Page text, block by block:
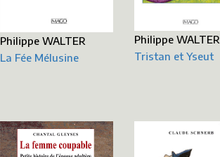
Philippe WALTER
La Fée Mélusine
Philippe WALTER
Tristan et Yseut